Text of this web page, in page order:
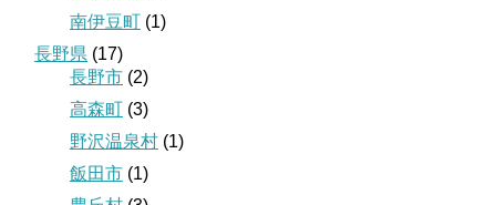
南伊豆町 (1)
長野県 (17)
長野市 (2)
高森町 (3)
野沢温泉村 (1)
飯田市 (1)